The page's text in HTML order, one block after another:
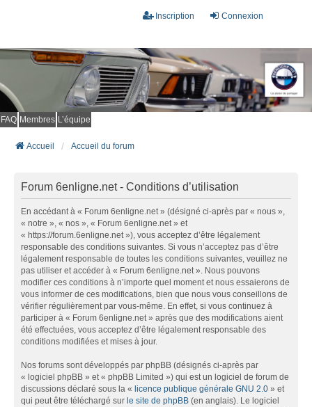
Connexion
Inscription
FAQ Membres L’équipe
Accueil Accueil du forum
Forum 6enligne.net - Conditions d’utilisation
En accédant à « Forum 6enligne.net » (désigné ci-après par « nous »,
« notre », « nos », « Forum 6enligne.net » et
« https://forum.6enligne.net »), vous acceptez d’être légalement
responsable des conditions suivantes. Si vous n’acceptez pas d’être
légalement responsable de toutes les conditions suivantes, veuillez ne
pas utiliser et accéder à « Forum 6enligne.net ». Nous pouvons
modifier ces conditions à n’importe quel moment et nous essaierons de
vous informer de ces modifications, bien que nous vous conseillons de
vérifier régulièrement par vous-même. En effet, si vous continuez à
participer à « Forum 6enligne.net » après que des modifications aient
été effectuées, vous acceptez d’être légalement responsable des
conditions modifiées et mises à jour.
Nos forums sont développés par phpBB (désignés ci-après par
« logiciel phpBB » et « phpBB Limited ») qui est un logiciel de forum de
discussions déclaré sous la « licence publique générale GNU 2.0 » et
qui peut être téléchargé sur le site de phpBB (en anglais). Le logiciel